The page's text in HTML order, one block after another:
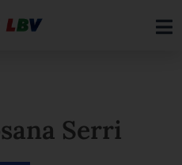
Serri